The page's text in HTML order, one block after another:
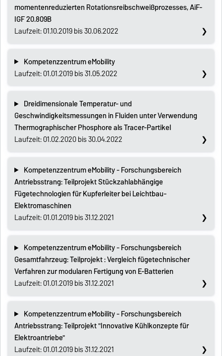
momentenreduzierten Rotationsreibschweißprozesses, AiF-
IGF 20.809B
Laufzeit: 01.10.2019 bis 30.06.2022
Kompetenzzentrum eMobility
Laufzeit: 01.01.2019 bis 31.05.2022
Dreidimensionale Temperatur- und
Geschwindigkeitsmessungen in Fluiden unter Verwendung
Thermographischer Phosphore als Tracer-Partikel
Laufzeit: 01.02.2020 bis 30.04.2022
Kompetenzzentrum eMobility - Forschungsbereich
Antriebsstrang: Teilprojekt Stückzahlabhängige
Fügetechnologien für Kupferleiter bei Leichtbau-
Elektromaschinen
Laufzeit: 01.01.2019 bis 31.12.2021
Kompetenzzentrum eMobility - Forschungsbereich
Gesamtfahrzeug: Teilprojekt : Vergleich fügetechnischer
Verfahren zur modularen Fertigung von E-Batterien
Laufzeit: 01.01.2019 bis 31.12.2021
Kompetenzzentrum eMobility - Forschungsbereich
Antriebsstrang: Teilprojekt "Innovative Kühlkonzepte für
Elektroantriebe"
Laufzeit: 01.01.2019 bis 31.12.2021